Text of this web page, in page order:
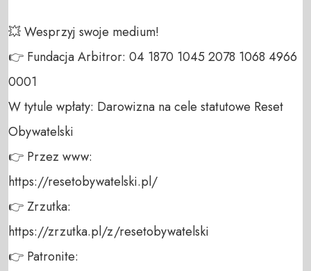
💥 Wesprzyj swoje medium!
👉 Fundacja Arbitror: 04 1870 1045 2078 1068 4966
0001
W tytule wpłaty: Darowizna na cele statutowe Reset
Obywatelski
👉 Przez www:
https://resetobywatelski.pl/
👉 Zrzutka:
https://zrzutka.pl/z/resetobywatelski
👉 Patronite: